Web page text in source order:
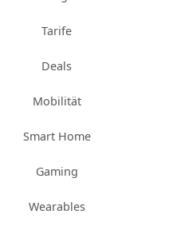
Tarife
Deals
Mobilität
Smart Home
Gaming
Wearables